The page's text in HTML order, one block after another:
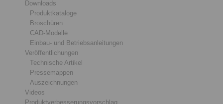
Downloads
Produktkataloge
Broschüren
CAD-Modelle
Einbau- und Betriebsanleitungen
Veröffentlichungen
Technische Artikel
Pressemappen
Auszeichnungen
Videos
Produktverbesserungsvorschlag